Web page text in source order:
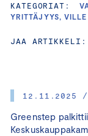
12.11.2025 /
Greenstep
KATEGORIAT:
YRITTÄJYYS,
JAA ARTIKKELI: